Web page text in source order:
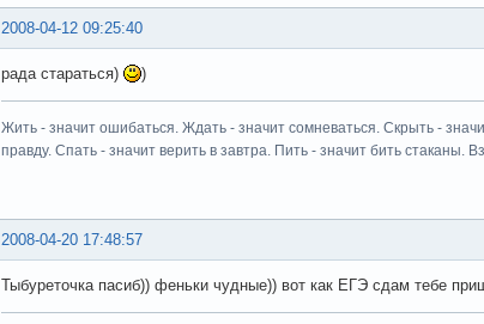
2008-04-12 09:25:40
рада стараться) )
Жить - значит ошибаться. Ждать - значит сомневаться. Скрыть -
правду. Спать - значит верить в завтра. Пить - значит бить стаканы.
2008-04-20 17:48:57
Тыбуреточка пасиб)) феньки чудные)) вот как ЕГЭ сдам тебе